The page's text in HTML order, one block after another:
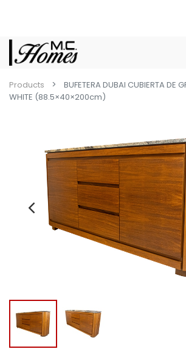
Products
BUFETERA DUBAI CUBIERTA DE
WHITE (88.5×40×200cm)